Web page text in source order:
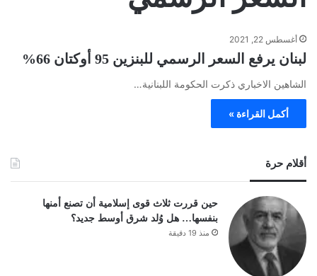
أغسطس 22, 2021
لبنان يرفع السعر الرسمي للبنزين 95 أوكتان 66%
الشاهين الاخباري ذكرت الحكومة اللبنانية…
أكمل القراءة »
أقلام حرة
حين قررت ثلاث قوى إسلامية أن تصنع أمنها
بنفسها… هل وُلد شرق أوسط جديد؟
منذ 19 دقيقة